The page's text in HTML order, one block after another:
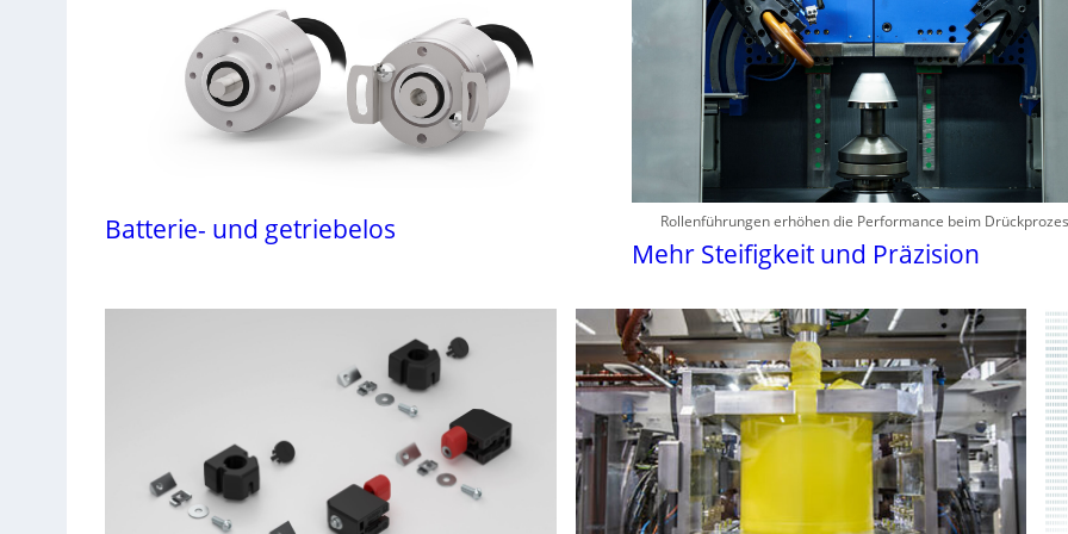
Batterie- und getriebelos Rollenführungen erhöhen die Performance beim
Mehr Steifigkeit und Präzision